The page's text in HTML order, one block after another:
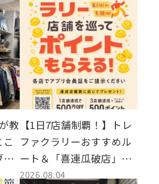
教
ィ
【1日7店舗制覇！】トレ
ファクラリーおすすめル
ート＆「喜連瓜破店」で
の賢い買取活用術【大阪
2026.08.04